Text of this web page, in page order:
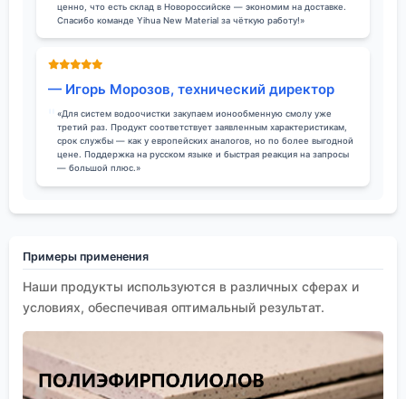
ценно, что есть склад в Новороссийске — экономим на доставке.
Спасибо команде Yihua New Material за чёткую работу!»
— Игорь Морозов, технический директор
«Для систем водоочистки закупаем ионообменную смолу уже
третий раз. Продукт соответствует заявленным характеристикам,
срок службы — как у европейских аналогов, но по более выгодной
цене. Поддержка на русском языке и быстрая реакция на запросы
— большой плюс.»
Примеры применения
Наши продукты используются в различных сферах и
условиях, обеспечивая оптимальный результат.